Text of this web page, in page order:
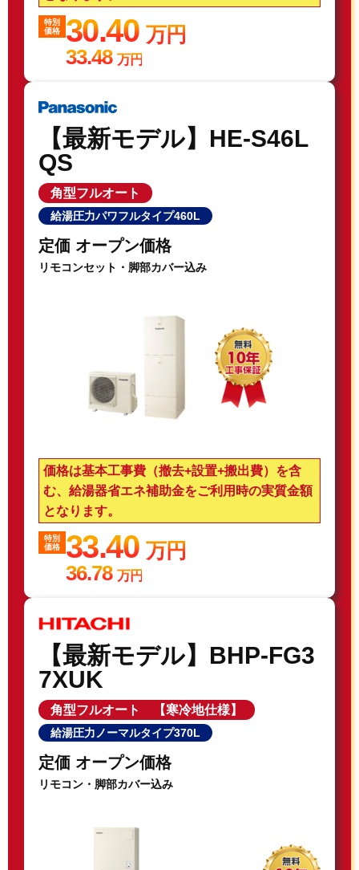
特別
価格
30.40万円
33.48 万円
【最新モデル】HE-S46L
QS
角型フルオート
給湯圧力パワフルタイプ460L
定価 オープン価格
リモコンセット・脚部カバー込み
価格は基本工事費（撤去+設置+搬出費）を含
む、給湯器省エネ補助金をご利用時の実質金額
となります。
特別
価格
33.40万円
36.78 万円
【最新モデル】BHP-FG3
7XUK
角型フルオート 【寒冷地仕様】
給湯圧力ノーマルタイプ370L
定価 オープン価格
リモコン・脚部カバー込み